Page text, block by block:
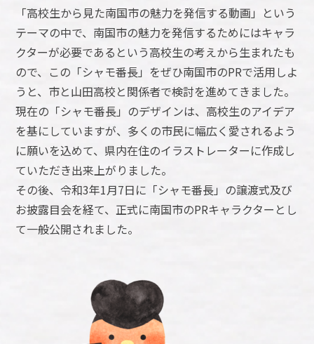
「高校生から見た南国市の魅力を発信する動画」という
テーマの中で、南国市の魅力を発信するためにはキャラ
クターが必要であるという高校生の考えから生まれたも
ので、この「シャモ番長」をぜひ南国市のPRで活用しよ
うと、市と山田高校と関係者で検討を進めてきました。
現在の「シャモ番長」のデザインは、高校生のアイデア
を基にしていますが、多くの市民に幅広く愛されるよう
に願いを込めて、県内在住のイラストレーターに作成し
ていただき出来上がりました。
その後、令和3年1月7日に「シャモ番長」の譲渡式及び
お披露目会を経て、正式に南国市のPRキャラクターとし
て一般公開されました。